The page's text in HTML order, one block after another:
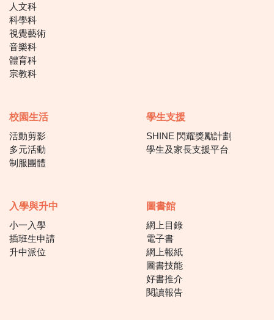
人文科
科學科
視覺藝術
音樂科
體育科
宗教科
校園生活
活動剪影
多元活動
制服團體
學生支援
SHINE 閃耀獎勵計劃
學生及家長支援平台
入學與升中
小一入學
插班生申請
升中派位
圖書館
網上目錄
電子書
網上報紙
圖書技能
好書推介
閱讀報告